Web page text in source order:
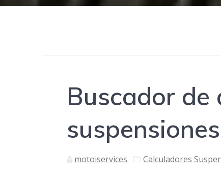
Buscador de
suspensiones
motoiservices Calculadores